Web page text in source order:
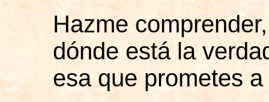
Hazme
dónde está la
esa que prometes